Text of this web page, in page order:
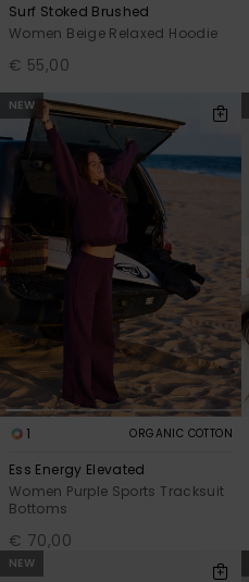
Surf Stoked Brushed
Women Beige Relaxed Hoodie
€ 55,00
NEW
1 ORGANIC COTTON
Ess Energy Elevated
Women Purple Sports Tracksuit
Bottoms
€ 70,00
NEW